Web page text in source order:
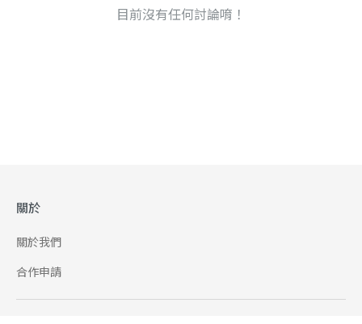
目前沒有任何討論唷！
關於
關於我們
合作申請